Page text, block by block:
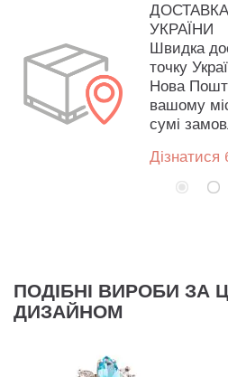
УКРАЇНИ
Швидка
точку
Нова
вашому
сумі
Дізнатися
ПОДІБНІ ВИРОБИ ЗА
ДИЗАЙНОМ